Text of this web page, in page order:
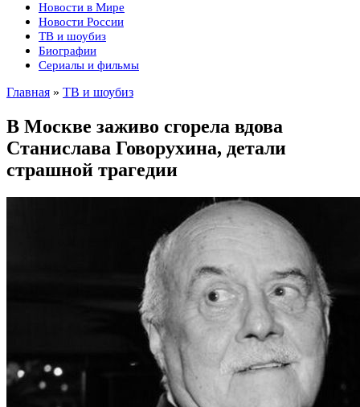
Новости в Мире
Новости России
ТВ и шоубиз
Биографии
Сериалы и фильмы
Главная » ТВ и шоубиз
В Москве заживо сгорела вдова
Станислава Говорухина, детали
страшной трагедии